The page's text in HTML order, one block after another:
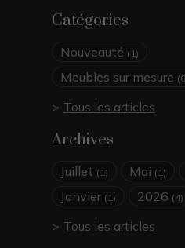
Catégories
Nouveauté (1)
Meubles sur mesure
Tous les articles
Archives
Juillet (1) Mai (1)
Janvier (1) 2026 (4)
Tous les articles